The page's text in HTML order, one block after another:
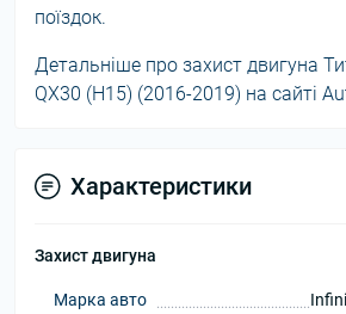
поїздок.
Детальніше про захист двигуна
QX30 (H15) (2016-2019) на сайті
Характеристики
Захист двигуна
Марка авто